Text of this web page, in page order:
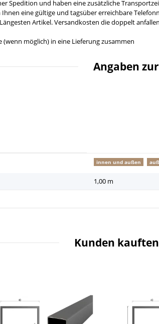
Spedition und haben eine zusätzliche
eine gültige und tagsüber erreichbare
Artikel. Versandkosten die doppelt
möglich) in eine Lieferung zusammen
Angaben
innen und außen
1,00 m
Kunden